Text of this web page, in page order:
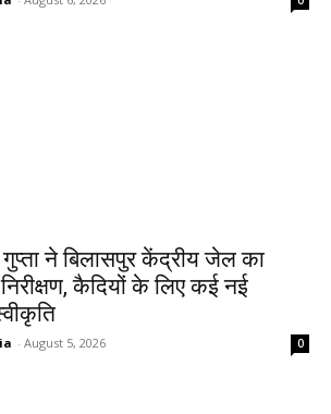
ने बिलासपुर केंद्रीय जेल का
कैदियों के लिए कई नई
- August 5, 2026 0